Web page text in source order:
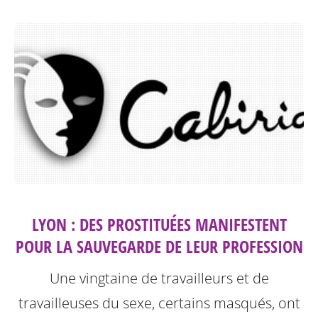
LYON : DES PROSTITUÉES MANIFESTENT
POUR LA SAUVEGARDE DE LEUR PROFESSION
Une vingtaine de travailleurs et de
travailleuses du sexe, certains masqués, ont